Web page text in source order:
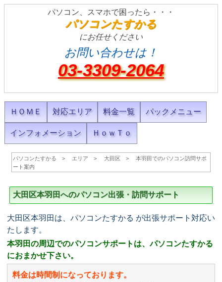
パソコン、スマホで困ったら・・・
パソコンたすかる
にお任せください
お問い合わせは！
03-3309-2064
ＨＯＭＥ 対応エリア 料金一覧 パックメニュー
インフォメーション ＨｏｗＴｏ
パソコンたすかる エリア 大田区
本羽田でのパソコン訪問サポ
ート案内
大田区本羽田へのパソコン出張・訪問サポート
大田区本羽田は、パソコンたすかる が出張サポート対応い
たします。
本羽田の周辺でのパソコンサポートは、パソコンたすかる
におまかせ下さい。
料金は時間制になっております。